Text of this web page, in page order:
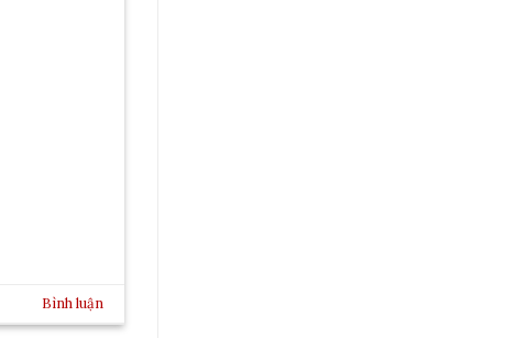
Bình luận